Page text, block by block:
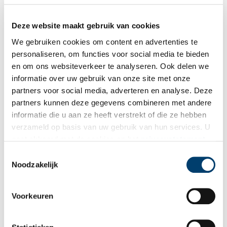
Deze website maakt gebruik van cookies
We gebruiken cookies om content en advertenties te
personaliseren, om functies voor social media te bieden
en om ons websiteverkeer te analyseren. Ook delen we
informatie over uw gebruik van onze site met onze
partners voor social media, adverteren en analyse. Deze
partners kunnen deze gegevens combineren met andere
informatie die u aan ze heeft verstrekt of die ze hebben
verzameld op basis van uw gebruik van hun services. U
Noodzakelijk
Voorkeuren
In de negentiende eeuw heerste er een ware strijd tussen
‘Hooglanders’ en ‘Laaglanders’ in de Haarlemmermeer. Steeds
meer eigenaren van laagland dienden verzoeken in om hun
land te mogen inpolderen en onderbemalen, maar het
polderbestuur had daar ernstig bezwaar tegen.
Met Brederode mee de dijk op
Het was op een mooie zondag ‘besaeyt met Menschen’ op de
stadgenoten zien lopen over de dijk met zicht op het weidse